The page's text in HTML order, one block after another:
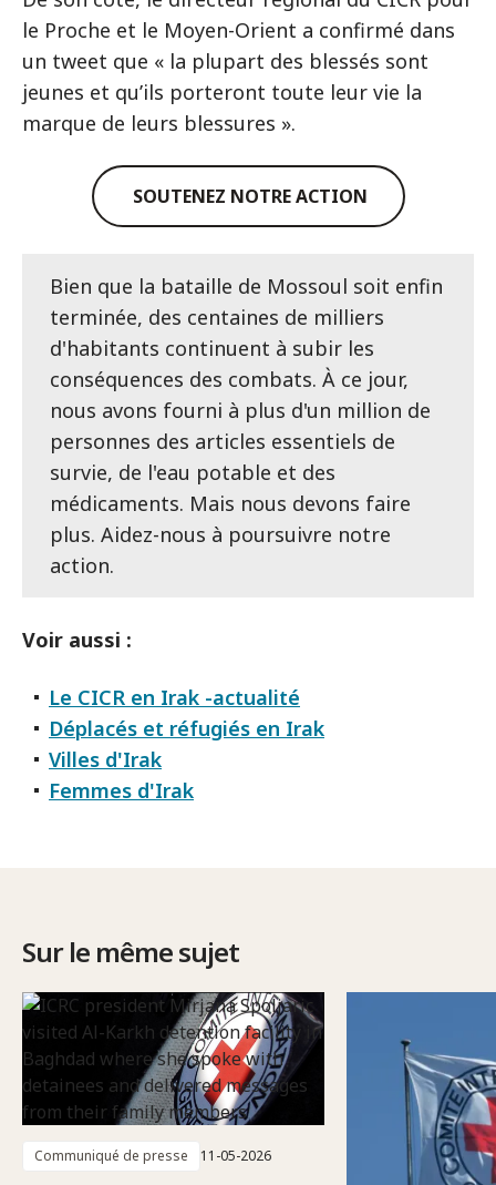
le Proche et le Moyen-Orient a confirmé dans
un tweet que « la plupart des blessés sont
jeunes et qu’ils porteront toute leur vie la
marque de leurs blessures ».
SOUTENEZ NOTRE ACTION
Bien que la bataille de Mossoul soit enfin
terminée, des centaines de milliers
d'habitants continuent à subir les
conséquences des combats. À ce jour,
nous avons fourni à plus d'un million de
personnes des articles essentiels de
survie, de l'eau potable et des
médicaments. Mais nous devons faire
plus. Aidez-nous à poursuivre notre
action.
Voir aussi :
Le CICR en Irak -actualité
Déplacés et réfugiés en Irak
Villes d'Irak
Femmes d'Irak
Sur le même sujet
Communiqué de presse 11-05-2026